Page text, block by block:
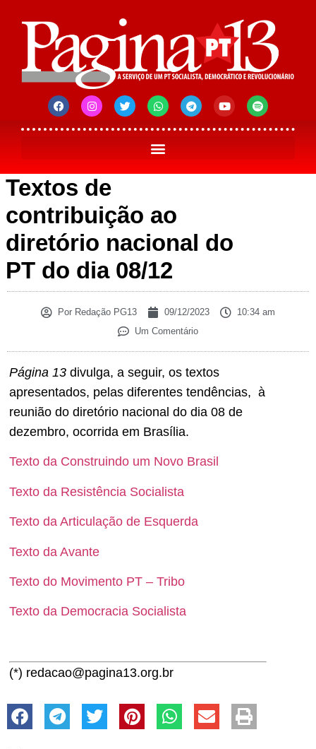
Textos de
contribuição ao
diretório nacional do
PT do dia 08/12
Por Redação PG13 09/12/2023
10:34 am
Um Comentário
Página 13 divulga, a seguir, os textos
apresentados, pelas diferentes tendências, à
reunião do diretório nacional do dia 08 de
dezembro, ocorrida em Brasília.
Texto da Construindo um Novo Brasil
Texto da Resistência Socialista
Texto da Articulação de Esquerda
Texto da Avante
Texto do Movimento PT – Tribo
Texto da Democracia Socialista
(*) redacao@pagina13.org.br